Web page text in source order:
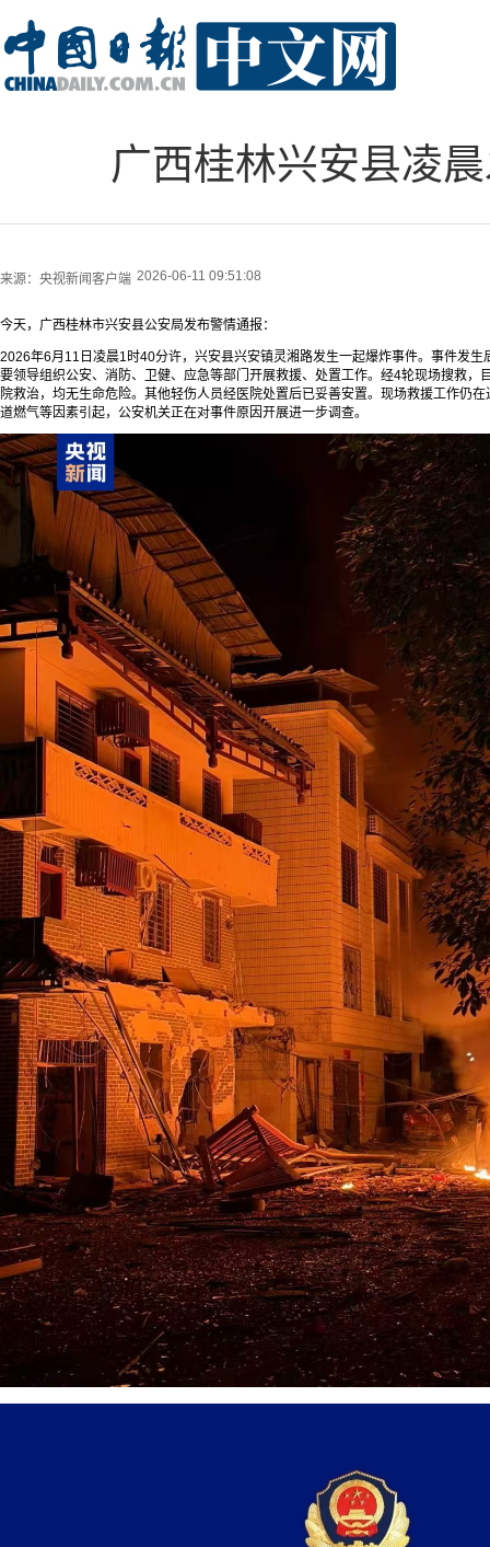
广西桂林兴安县凌
来源： 央视新闻客户端 2026-06-11 09:51:08
今天，广西桂林市兴安县公安局发布警情通报：
2026年6月11日凌晨1时40分许，兴安县兴安镇灵湘路发生一起爆炸事件。事件发生
要领导组织公安、消防、卫健、应急等部门开展救援、处置工作。经4轮现场搜救，
院救治，均无生命危险。其他轻伤人员经医院处置后已妥善安置。现场救援工作仍
道燃气等因素引起，公安机关正在对事件原因开展进一步调查。